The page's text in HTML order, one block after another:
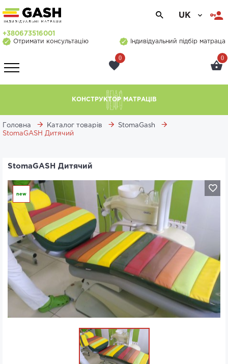
UK
+380673516001
Отримати консультацію
Індивідуальний підбір матраца
0 0
КОНСТРУКТОР МАТРАЦІВ
Головна Каталог товарів
StomaGash
StomaGASH Дитячий
StomaGASH Дитячий
new